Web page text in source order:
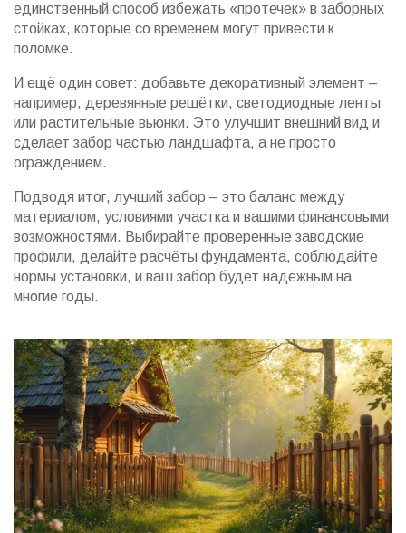
единственный способ избежать «протечек» в заборных
стойках, которые со временем могут привести к
поломке.
И ещё один совет: добавьте декоративный элемент –
например, деревянные решётки, светодиодные ленты
или растительные вьюнки. Это улучшит внешний вид и
сделает забор частью ландшафта, а не просто
ограждением.
Подводя итог, лучший забор – это баланс между
материалом, условиями участка и вашими финансовыми
возможностями. Выбирайте проверенные заводские
профили, делайте расчёты фундамента, соблюдайте
нормы установки, и ваш забор будет надёжным на
многие годы.